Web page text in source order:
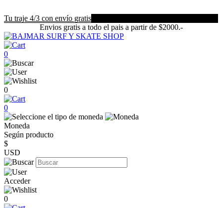
Tu traje 4/3 con envío gratis
Envios gratis a todo el pais a partir de $2000.-
0
0
0
Moneda
Según producto
$
USD
Acceder
0